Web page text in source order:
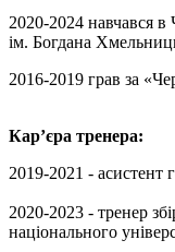
2020-2024 навчався в
ім. Богдана
2016-2019 грав за
Кар’єра тренера:
2019-2021 -
2020-2023 - тренер
національного